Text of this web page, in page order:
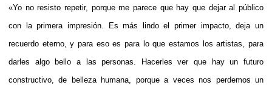
«Yo no resisto repetir, porque me parece que hay que dejar al público
con la primera impresión. Es más lindo el primer impacto, deja un
recuerdo eterno, y para eso es para lo que estamos los artistas, para
darles algo bello a las personas. Hacerles ver que hay un futuro
constructivo, de belleza humana, porque a veces nos perdemos un